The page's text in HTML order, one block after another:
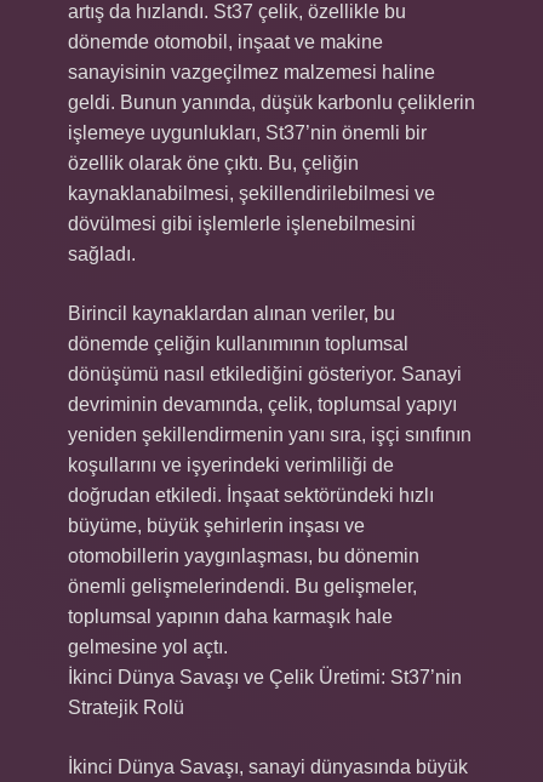
artış da hızlandı. St37 çelik, özellikle bu
dönemde otomobil, inşaat ve makine
sanayisinin vazgeçilmez malzemesi haline
geldi. Bunun yanında, düşük karbonlu çeliklerin
işlemeye uygunlukları, St37’nin önemli bir
özellik olarak öne çıktı. Bu, çeliğin
kaynaklanabilmesi, şekillendirilebilmesi ve
dövülmesi gibi işlemlerle işlenebilmesini
sağladı.
Birincil kaynaklardan alınan veriler, bu
dönemde çeliğin kullanımının toplumsal
dönüşümü nasıl etkilediğini gösteriyor. Sanayi
devriminin devamında, çelik, toplumsal yapıyı
yeniden şekillendirmenin yanı sıra, işçi sınıfının
koşullarını ve işyerindeki verimliliği de
doğrudan etkiledi. İnşaat sektöründeki hızlı
büyüme, büyük şehirlerin inşası ve
otomobillerin yaygınlaşması, bu dönemin
önemli gelişmelerindendi. Bu gelişmeler,
toplumsal yapının daha karmaşık hale
gelmesine yol açtı.
İkinci Dünya Savaşı ve Çelik Üretimi: St37’nin
Stratejik Rolü
İkinci Dünya Savaşı, sanayi dünyasında büyük